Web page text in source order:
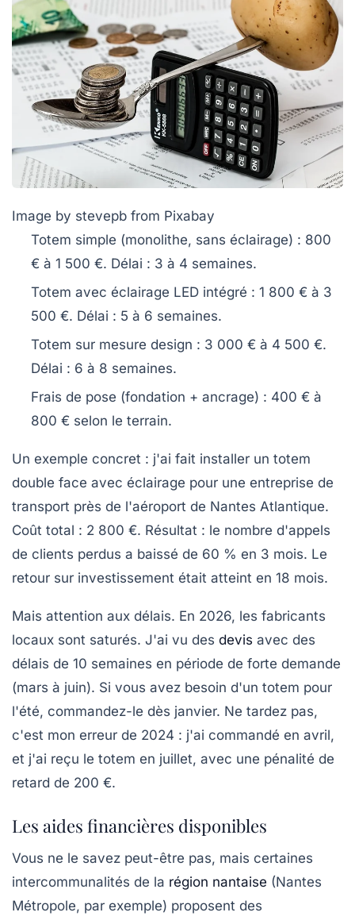
Image by stevepb from Pixabay
Totem simple (monolithe, sans éclairage) : 800
€ à 1 500 €. Délai : 3 à 4 semaines.
Totem avec éclairage LED intégré : 1 800 € à 3
500 €. Délai : 5 à 6 semaines.
Totem sur mesure design : 3 000 € à 4 500 €.
Délai : 6 à 8 semaines.
Frais de pose (fondation + ancrage) : 400 € à
800 € selon le terrain.
Un exemple concret : j'ai fait installer un totem
double face avec éclairage pour une entreprise de
transport près de l'aéroport de Nantes Atlantique.
Coût total : 2 800 €. Résultat : le nombre d'appels
de clients perdus a baissé de 60 % en 3 mois. Le
retour sur investissement était atteint en 18 mois.
Mais attention aux délais. En 2026, les fabricants
locaux sont saturés. J'ai vu des devis avec des
délais de 10 semaines en période de forte demande
(mars à juin). Si vous avez besoin d'un totem pour
l'été, commandez-le dès janvier. Ne tardez pas,
c'est mon erreur de 2024 : j'ai commandé en avril,
et j'ai reçu le totem en juillet, avec une pénalité de
retard de 200 €.
Les aides financières disponibles
Vous ne le savez peut-être pas, mais certaines
intercommunalités de la région nantaise (Nantes
Métropole, par exemple) proposent des